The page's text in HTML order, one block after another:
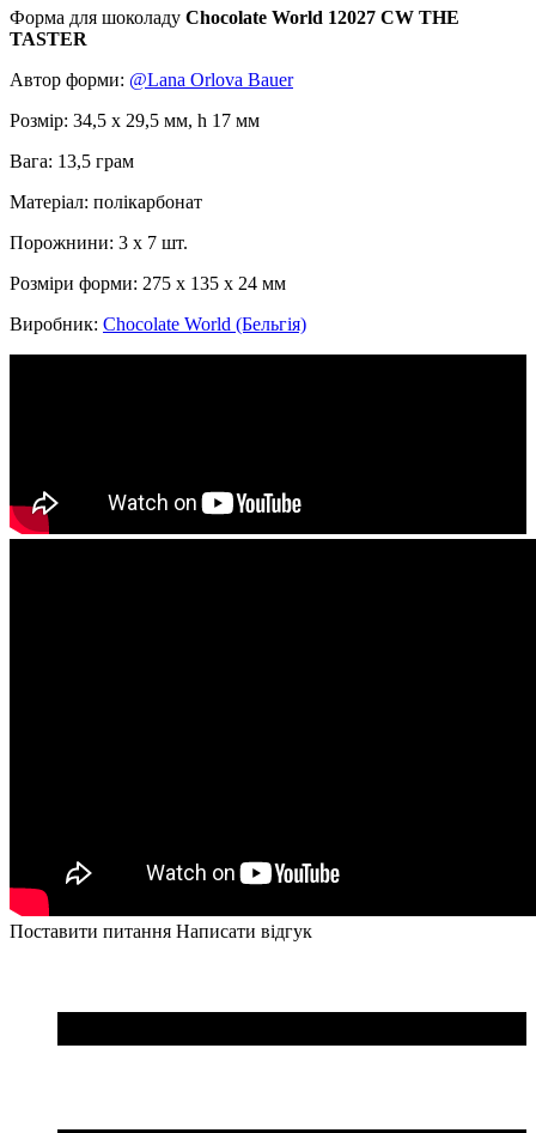
Форма для шоколаду Chocolate World 12027 CW THE
TASTER
Автор форми: @Lana Orlova Bauer
Розмір: 34,5 х 29,5 мм, h 17 мм
Вага: 13,5 грам
Матеріал: полікарбонат
Порожнини: 3 x 7 шт.
Розміри форми: 275 x 135 x 24 мм
Виробник: Chocolate World (Бельгія)
Поставити питання Написати відгук